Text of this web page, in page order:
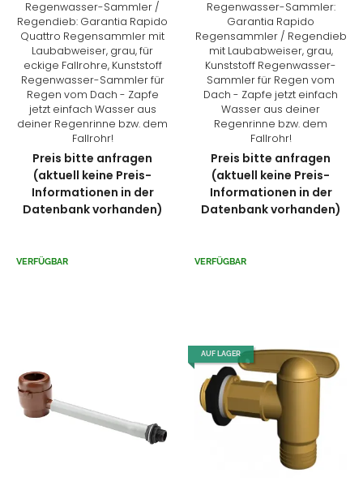
Regenwasser-Sammler /
Regendieb: Garantia Rapido
Quattro Regensammler mit
Laubabweiser, grau, für
eckige Fallrohre, Kunststoff
Regenwasser-Sammler für
Regen vom Dach - Zapfe
jetzt einfach Wasser aus
deiner Regenrinne bzw. dem
Fallrohr!
Preis bitte anfragen
(aktuell keine Preis-
Informationen in der
Datenbank vorhanden)
VERFÜGBAR
Regenwasser-Sammler:
Garantia Rapido
Regensammler / Regendieb
mit Laubabweiser, grau,
Kunststoff Regenwasser-
Sammler für Regen vom
Dach - Zapfe jetzt einfach
Wasser aus deiner
Regenrinne bzw. dem
Fallrohr!
Preis bitte anfragen
(aktuell keine Preis-
Informationen in der
Datenbank vorhanden)
VERFÜGBAR
AUF LAGER